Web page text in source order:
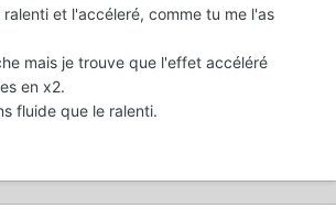
et l'accéleré, comme tu me l'as
mais je trouve que l'effet accéléré
en x2.
fluide que le ralenti.